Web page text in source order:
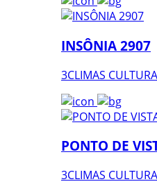
INSÔNIA 2907
3CLIMAS CULTURA
PONTO DE
3CLIMAS CULTURA